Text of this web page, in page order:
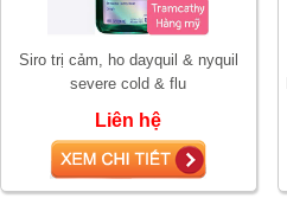
Siro trị cảm, ho dayquil & nyquil
severe cold & flu
Liên hệ